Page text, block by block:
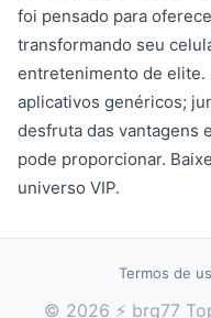
foi pensado para
transformando seu
entretenimento de elite.
aplicativos genéricos;
desfruta das vantagens
pode proporcionar.
universo VIP.
Termos de
© 2026 ⚡ brg77